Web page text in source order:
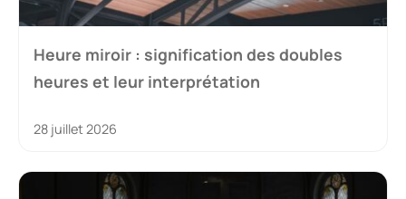
Heure miroir : signification des doubles
heures et leur interprétation
28 juillet 2026